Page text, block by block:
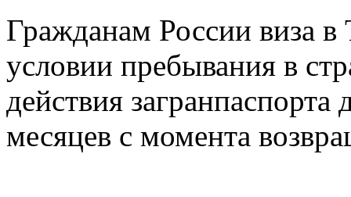
Гражданам России виза в
условии пребывания в
действия
месяцев с момента